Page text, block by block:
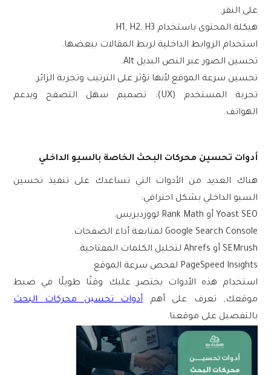
على النقر.
هيكلة المحتوى باستخدام H1, H2, H3
.
استخدام الروابط الداخلية لربط المقالات ببعضها.
تحسين الصورعبر النص البديل Alt.
تحسين سرعة الموقع لأنها تؤثر على الترتيب وتجربة الزائر.
تجربة المستخدم (UX)
: تصميم سهل التصفح ويدعم
الهواتف.
أدوات تحسين محركات البحث الخاصة بالسيو الداخلي
هناك العديد من الأدوات التي تساعدك على تنفيذ تحسين
السيو الداخلي بشكل احترافي:
Yoast SEO أو Rank Math لووردبريس.
Google Search Console لمتابعة أداء الصفحات.
SEMrush أو Ahrefs لتحليل الكلمات المفتاحية.
PageSpeed Insights لفحص سرعة الموقع.
استخدام هذه الأدوات يختصر عليك وقتًا طويلًا في ضبط
موقعك, تعرف على أهمأدوات تحسين محركات البحث
بالتفصيل على موقعنا.